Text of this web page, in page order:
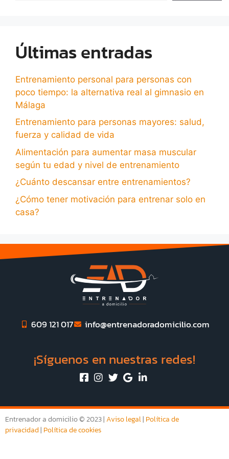
Últimas entradas
Entrenamiento personal para personas con
poco tiempo: la alternativa real al gimnasio en
Málaga
Entrenamiento para personas mayores: salud,
fuerza y calidad de vida
Alimentación para aumentar masa muscular
según tu edad y nivel de entrenamiento
¿Cuánto descansar entre entrenamientos?
¿Cómo tener motivación para entrenar solo en
casa?
609 121 017 info@entrenadoradomicilio.com
¡Síguenos en nuestras redes!
Entrenador a domicilio © 2023 |Aviso legal| Política de
privacidad| Política de cookies